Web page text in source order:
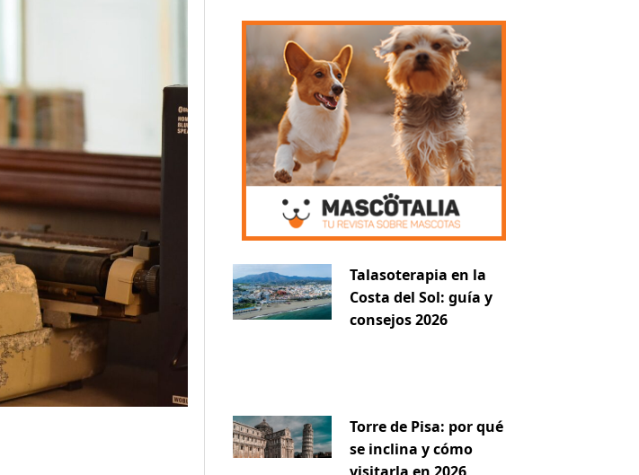
Talasoterapia en la
Costa del Sol: guía y
consejos 2026
Torre de Pisa: por qué
se inclina y cómo